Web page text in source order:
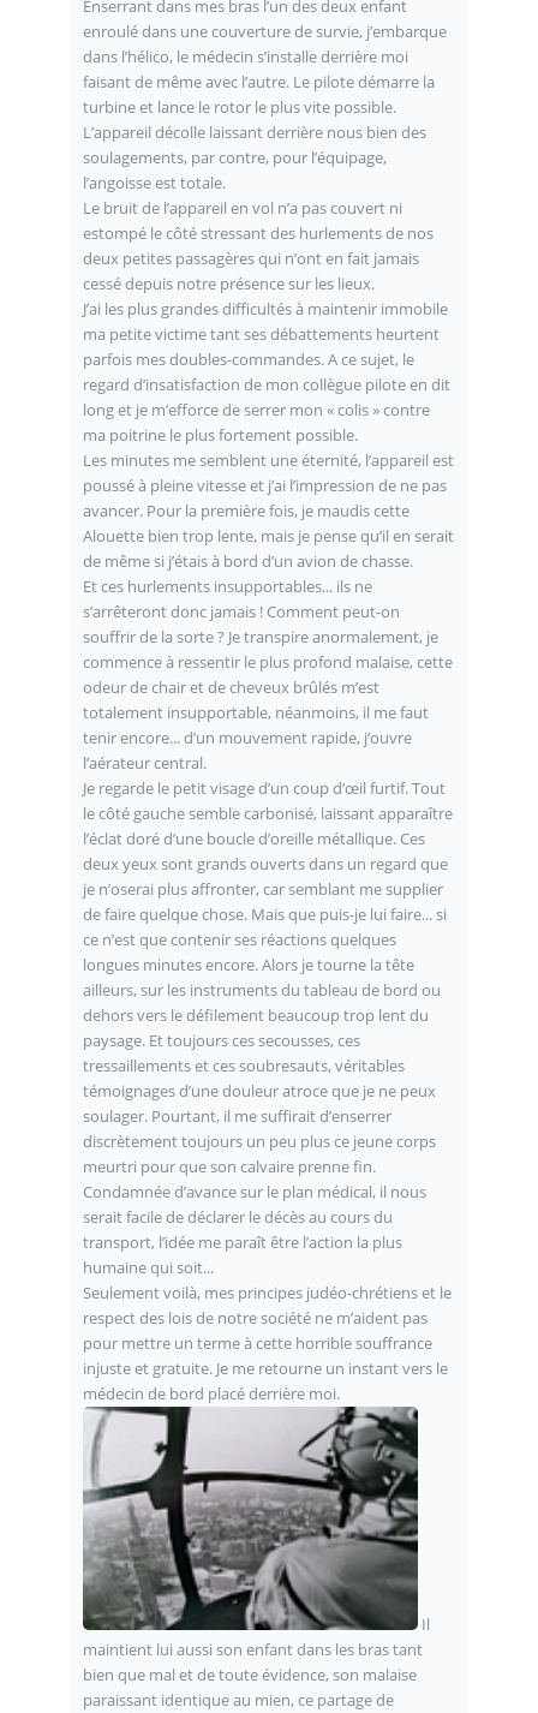
Enserrant dans mes bras l’un des deux enfant
enroulé dans une couverture de survie, j’embarque
dans l’hélico, le médecin s’installe derrière moi
faisant de même avec l’autre. Le pilote démarre la
turbine et lance le rotor le plus vite possible.
L’appareil décolle laissant derrière nous bien des
soulagements, par contre, pour l’équipage,
l’angoisse est totale.
Le bruit de l’appareil en vol n’a pas couvert ni
estompé le côté stressant des hurlements de nos
deux petites passagères qui n’ont en fait jamais
cessé depuis notre présence sur les lieux.
J’ai les plus grandes difficultés à maintenir immobile
ma petite victime tant ses débattements heurtent
parfois mes doubles-commandes. A ce sujet, le
regard d’insatisfaction de mon collègue pilote en dit
long et je m’efforce de serrer mon « colis » contre
ma poitrine le plus fortement possible.
Les minutes me semblent une éternité, l’appareil est
poussé à pleine vitesse et j’ai l’impression de ne pas
avancer. Pour la première fois, je maudis cette
Alouette bien trop lente, mais je pense qu’il en serait
de même si j’étais à bord d’un avion de chasse.
Et ces hurlements insupportables... ils ne
s’arrêteront donc jamais ! Comment peut-on
souffrir de la sorte ? Je transpire anormalement, je
commence à ressentir le plus profond malaise, cette
odeur de chair et de cheveux brûlés m’est
totalement insupportable, néanmoins, il me faut
tenir encore... d’un mouvement rapide, j’ouvre
l’aérateur central.
Je regarde le petit visage d’un coup d’œil furtif. Tout
le côté gauche semble carbonisé, laissant apparaître
l’éclat doré d’une boucle d’oreille métallique. Ces
deux yeux sont grands ouverts dans un regard que
je n’oserai plus affronter, car semblant me supplier
de faire quelque chose. Mais que puis-je lui faire... si
ce n’est que contenir ses réactions quelques
longues minutes encore. Alors je tourne la tête
ailleurs, sur les instruments du tableau de bord ou
dehors vers le défilement beaucoup trop lent du
paysage. Et toujours ces secousses, ces
tressaillements et ces soubresauts, véritables
témoignages d’une douleur atroce que je ne peux
soulager. Pourtant, il me suffirait d’enserrer
discrètement toujours un peu plus ce jeune corps
meurtri pour que son calvaire prenne fin.
Condamnée d’avance sur le plan médical, il nous
serait facile de déclarer le décès au cours du
transport, l’idée me paraît être l’action la plus
humaine qui soit...
Seulement voilà, mes principes judéo-chrétiens et le
respect des lois de notre société ne m’aident pas
pour mettre un terme à cette horrible souffrance
injuste et gratuite. Je me retourne un instant vers le
médecin de bord placé derrière moi.
Il
maintient lui aussi son enfant dans les bras tant
bien que mal et de toute évidence, son malaise
paraissant identique au mien, ce partage de